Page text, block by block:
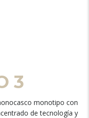
3
monotipo con
de tecnología y